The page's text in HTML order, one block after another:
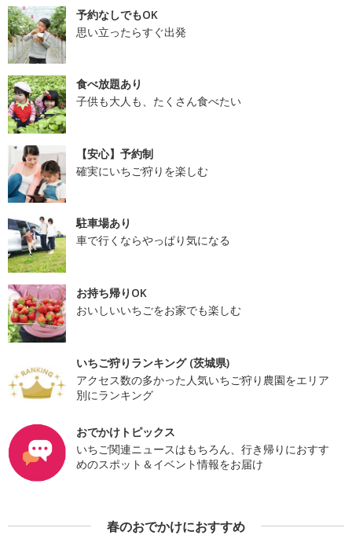
予約なしでもOK
思い立ったらすぐ出発
食べ放題あり
子供も大人も、たくさん食べたい
【安心】予約制
確実にいちご狩りを楽しむ
駐車場あり
車で行くならやっぱり気になる
お持ち帰りOK
おいしいいちごをお家でも楽しむ
いちご狩りランキング (茨城県)
アクセス数の多かった人気いちご狩り農園をエリア
別にランキング
おでかけトピックス
いちご関連ニュースはもちろん、行き帰りにおすす
めのスポット＆イベント情報をお届け
春のおでかけにおすすめ